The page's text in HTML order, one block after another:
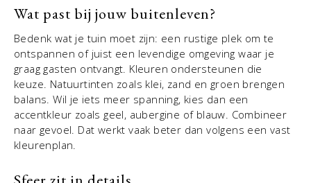
Wat past bij jouw buitenleven?
Bedenk wat je tuin moet zijn: een rustige plek om te
ontspannen of juist een levendige omgeving waar je
graag gasten ontvangt. Kleuren ondersteunen die
keuze. Natuurtinten zoals klei, zand en groen brengen
balans. Wil je iets meer spanning, kies dan een
accentkleur zoals geel, aubergine of blauw. Combineer
naar gevoel. Dat werkt vaak beter dan volgens een vast
kleurenplan.